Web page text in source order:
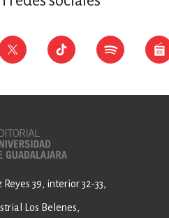
Reyes 39, interior 32-33,
Los Belenes,